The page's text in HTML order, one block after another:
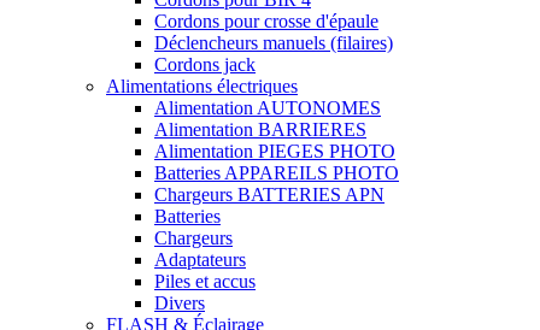
Cordons pour crosse d'épaule
Déclencheurs manuels (filaires)
Cordons jack
Alimentations électriques
Alimentation AUTONOMES
Alimentation BARRIERES
Alimentation PIEGES PHOTO
Batteries APPAREILS PHOTO
Chargeurs BATTERIES APN
Batteries
Chargeurs
Adaptateurs
Piles et accus
Divers
FLASH & Éclairage